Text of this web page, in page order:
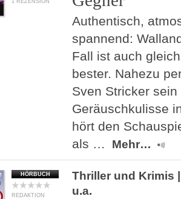
1 REZENSION
Authentisch,
spannend:
Fall ist auch
bester. Nahezu
Sven Stricker
Geräuschkulisse
hört den
als …
Mehr…
HÖRBUCH
REDAKTION
Thriller und Krimis
u.a.